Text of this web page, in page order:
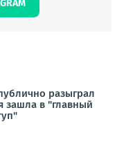
разыграл
зашла в "главный